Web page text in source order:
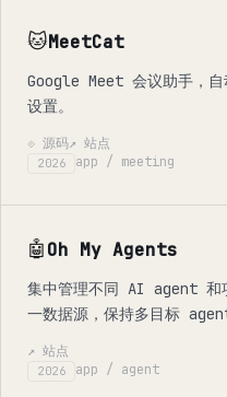
🐱MeetCat
Google Meet 会议助手，自
设置。
⟐ 源码↗ 站点
2026 app / meeting
🤖Oh My Agents
集中管理不同 AI agent
一数据源，保持多目标
↗ 站点
2026 app / agent